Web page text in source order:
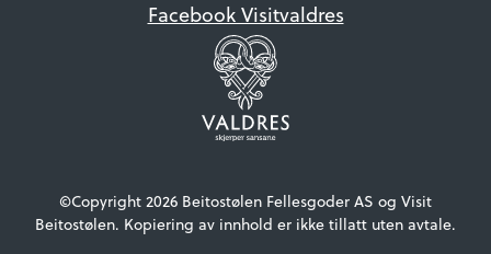
Facebook Visitvaldres
©Copyright 2026 Beitostølen Fellesgoder AS og Visit
Beitostølen. Kopiering av innhold er ikke tillatt uten avtale.